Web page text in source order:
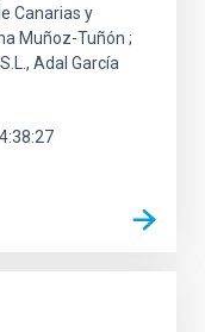
Canarias y
Muñoz-Tuñón ;
Adal García